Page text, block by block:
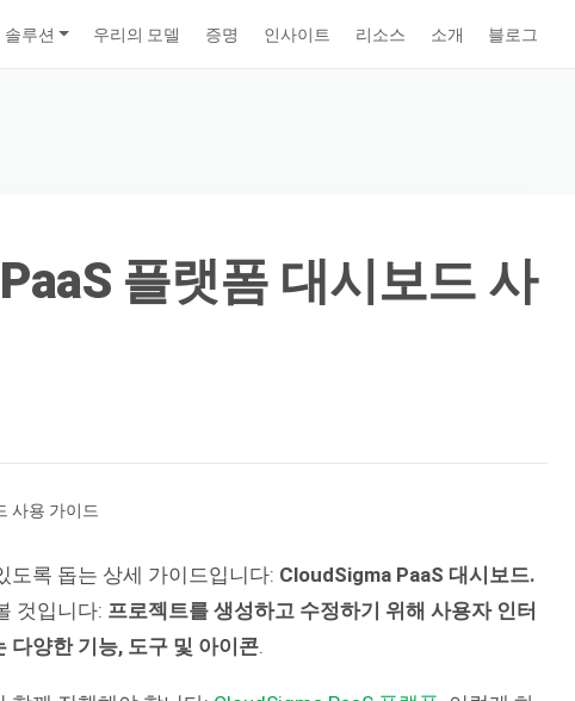
솔루션 우리의 모델 증명 인사이트 리소스 소개 블로그
플랫폼 대시보드 사
도록 돕는 상세 가이드입니다: CloudSigma PaaS 대시보드.
것입니다: 프로젝트를 생성하고 수정하기 위해 사용자 인터
다양한 기능, 도구 및 아이콘